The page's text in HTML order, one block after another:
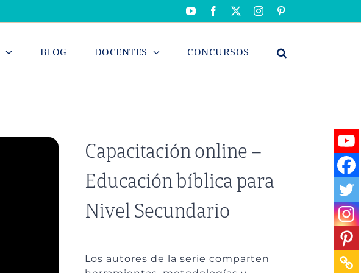
YouTubeFacebook Instagram
BLOG DOCENTES CONCURSOS
Capacitación online –
Educación bíblica para
Nivel Secundario
Los autores de la serie comparten